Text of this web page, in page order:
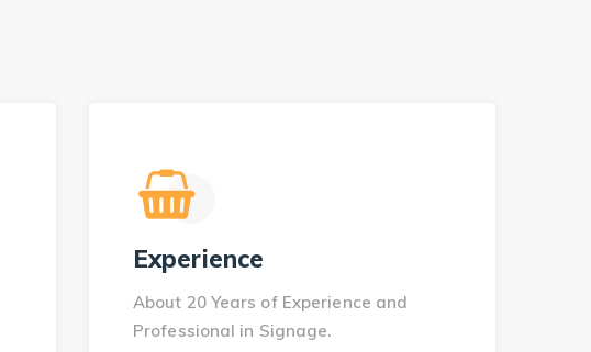
Experience
About 20 Years of Experience and
Professional in Signage.